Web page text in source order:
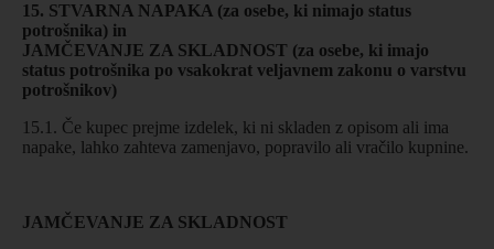
15. STVARNA NAPAKA (za osebe, ki nimajo status
potrošnika) in
JAMČEVANJE ZA SKLADNOST (za osebe, ki imajo
status potrošnika po vsakokrat veljavnem zakonu o varstvu
potrošnikov)
15.1. Če kupec prejme izdelek, ki ni skladen z opisom ali ima
napake, lahko zahteva zamenjavo, popravilo ali vračilo kupnine.
JAMČEVANJE ZA SKLADNOST